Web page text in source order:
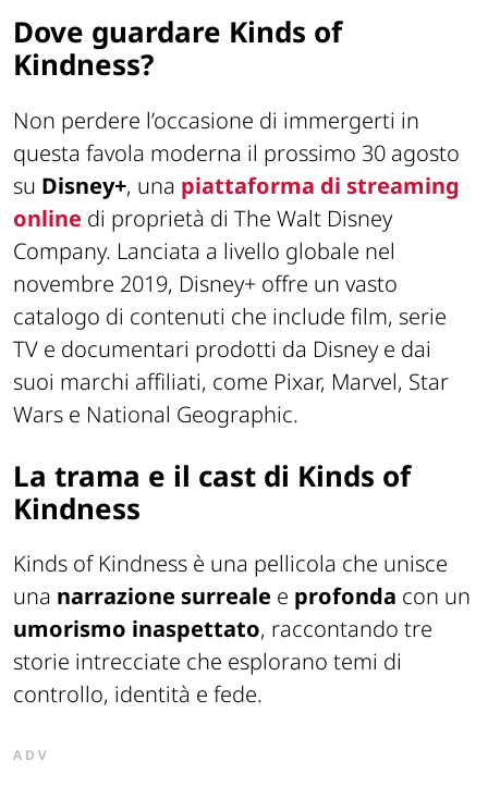
Dove guardare Kinds of
Kindness?
Non perdere l’occasione di immergerti in
questa favola moderna il prossimo 30 agosto
su Disney+, una piattaforma di streaming
online di proprietà di The Walt Disney
Company. Lanciata a livello globale nel
novembre 2019, Disney+ offre un vasto
catalogo di contenuti che include film, serie
TV e documentari prodotti da Disney e dai
suoi marchi affiliati, come Pixar, Marvel, Star
Wars e National Geographic.
La trama e il cast di Kinds of
Kindness
Kinds of Kindness è una pellicola che unisce
una narrazione surreale e profonda con un
umorismo inaspettato, raccontando tre
storie intrecciate che esplorano temi di
controllo, identità e fede.
ADV